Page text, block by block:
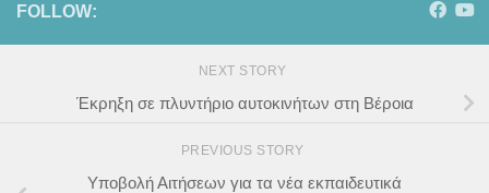
FOLLOW:
NEXT STORY
Έκρηξη σε πλυντήριο αυτοκινήτων στη Βέροια
PREVIOUS STORY
Υποβολή Αιτήσεων για τα νέα εκπαιδευτικά